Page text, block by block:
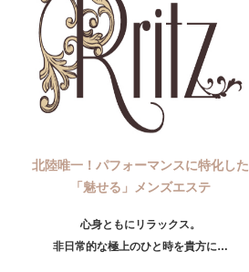
北陸唯一！パフォーマンスに特化した
「魅せる」メンズエステ
心身ともにリラックス。
非日常的な極上のひと時を貴方に…